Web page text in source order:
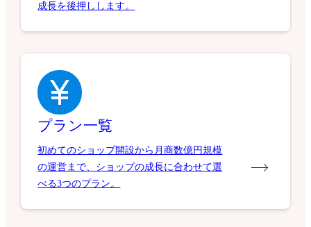
成長を後押しします。
プラン一覧
初めてのショップ開設から月商数億円規模
の運営まで、ショップの成長に合わせて選
べる3つのプラン。